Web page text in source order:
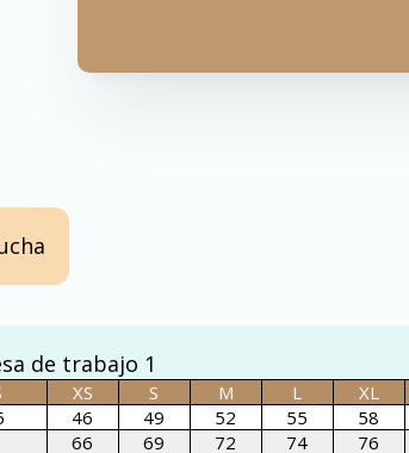
XS S M L XL
46 49 52 55 58
66 69 72 74 76